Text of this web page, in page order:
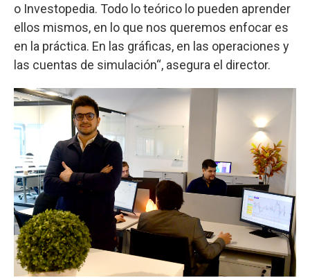
o Investopedia. Todo lo teórico lo pueden aprender
ellos mismos, en lo que nos queremos enfocar es
en la práctica. En las gráficas, en las operaciones y
las cuentas de simulación“, asegura el director.